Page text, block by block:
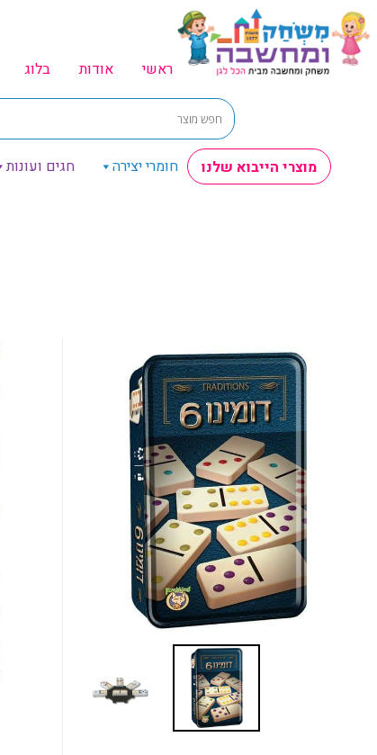
ראשי אודות בלוג
מוצרי הייבוא שלנו חומרי יצירה חגים ועונות